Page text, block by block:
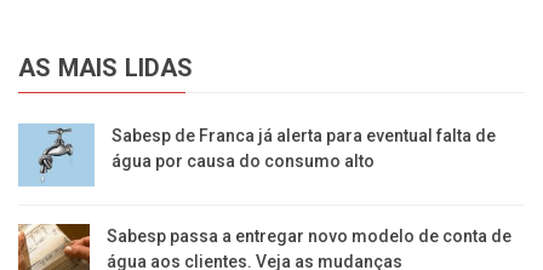
AS MAIS LIDAS
Sabesp de Franca já alerta para eventual falta de
água por causa do consumo alto
Sabesp passa a entregar novo modelo de conta de
água aos clientes. Veja as mudanças